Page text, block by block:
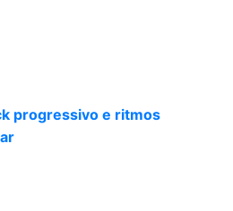
progressivo e ritmos